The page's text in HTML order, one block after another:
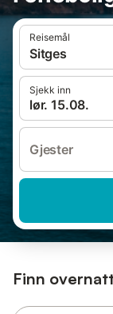
Reisemål
Sitges
Sjekk inn
lør. 15.08.
Gjester
Finn